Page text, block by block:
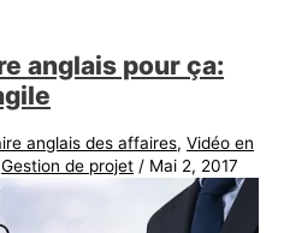
anglais pour ça:
anglais des affaires,Vidéo en
Gestion de projet / Mai 2, 2017